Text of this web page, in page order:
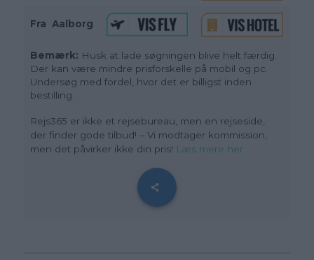
Fra _Aalborg
Bemærk: Husk at lade søgningen blive helt færdig.
Der kan være mindre prisforskelle på mobil og pc.
Undersøg med fordel, hvor det er billigst inden
bestilling.
Rejs365 er ikke et rejsebureau, men en rejseside,
der finder gode tilbud! – Vi modtager kommission,
men det påvirker ikke din pris! Læs mere her